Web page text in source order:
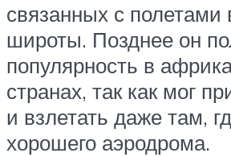
связанных с полетами
широты. Позднее он
популярность в
странах, так как мог
и взлетать даже там,
хорошего аэродрома.